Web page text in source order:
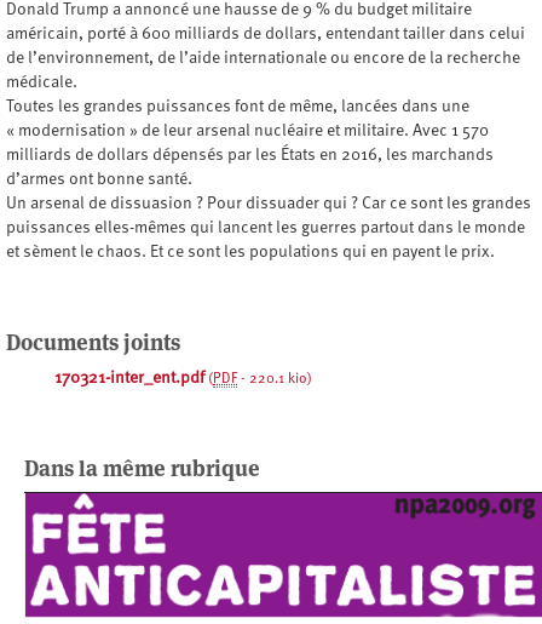
Donald Trump a annoncé une hausse de 9 % du budget militaire
américain, porté à 600 milliards de dollars, entendant tailler dans celui
de l’environnement, de l’aide internationale ou encore de la recherche
médicale.
Toutes les grandes puissances font de même, lancées dans une
« modernisation » de leur arsenal nucléaire et militaire. Avec 1 570
milliards de dollars dépensés par les États en 2016, les marchands
d’armes ont bonne santé.
Un arsenal de dissuasion ? Pour dissuader qui ? Car ce sont les grandes
puissances elles-mêmes qui lancent les guerres partout dans le monde
et sèment le chaos. Et ce sont les populations qui en payent le prix.
Documents joints
170321-inter_ent.pdf ( PDF - 220.1 kio)
Dans la même rubrique